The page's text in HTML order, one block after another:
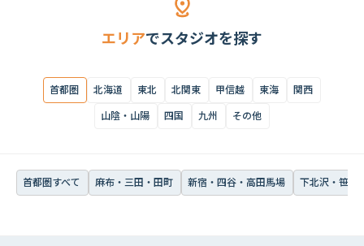
北海道 東北 北関東 甲信越 東海
エリアでスタジオを探す
首都圏 北海道 東北 北関東 甲信越 東海
関西
山陰・山陽
四国 九州 その他
首都圏すべて 麻布・三田・田町 新宿・四谷・高田馬場 下北沢・笹塚